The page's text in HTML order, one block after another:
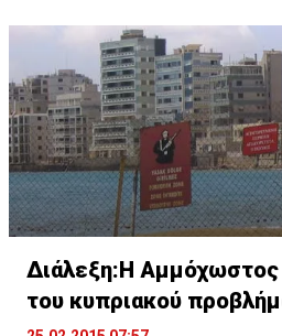
οικογένειας
Την κατοίκον νοσηλευτική
καλής ποιότητας ζωής στον
της ασθένειας.
Δημιουργία Κέντρων Ημέρας
και ψυχολογική στήριξη των
Διάλεξη:Η
του κυπριακού